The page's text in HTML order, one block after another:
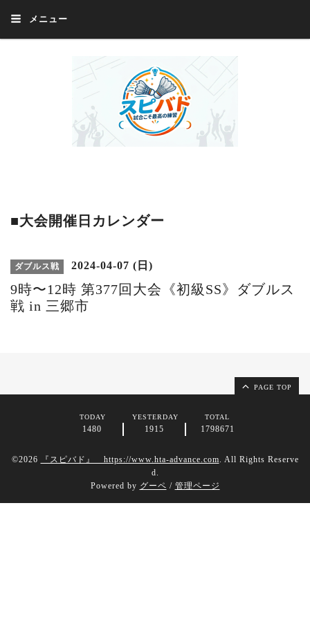
メニュー
■大会開催日カレンダー
ダブルス戦 2024-04-07 (日)
9時〜12時 第377回大会《初級SS》ダブルス
戦 in 三郷市
PAGE TOP
TODAY
1480
YESTERDAY
1915
TOTAL
1798671
©2026 『スピバド』 https://www.hta-advance.com. All Rights Reserve
d.
Powered by グーペ / 管理ページ